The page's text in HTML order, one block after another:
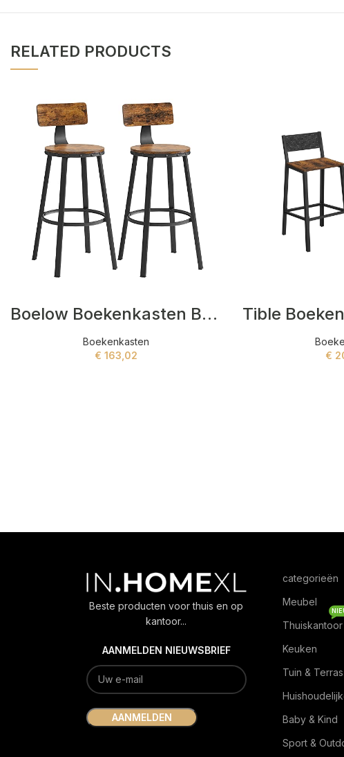
RELATED PRODUCTS
Boelow Boekenkasten Bruin,Zwart
Boekenkasten
€ 163,02
€
Beste producten voor thuis en op
kantoor...
AANMELDEN NIEUWSBRIEF
categorieën
Meubel
Thuiskantoor
Keuken
Tuin & Terras
Baby & Kind
Sport &